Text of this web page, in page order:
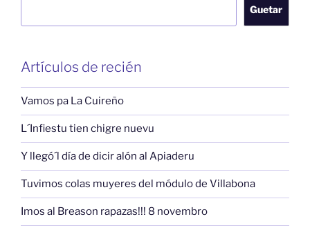
Guetar
Artículos de recién
Vamos pa La Cuireño
L´Infiestu tien chigre nuevu
Y llegó´l día de dicir alón al Apiaderu
Tuvimos colas muyeres del módulo de Villabona
Imos al Breason rapazas!!! 8 novembro